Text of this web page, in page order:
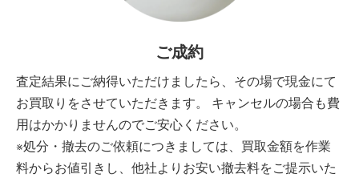
ご成約
査定結果にご納得いただけましたら、その場で現金にて
お買取りをさせていただきます。 キャンセルの場合も費
用はかかりませんのでご安心ください。
※処分・撤去のご依頼につきましては、買取金額を作業
料からお値引きし、他社よりお安い撤去料をご提示いた